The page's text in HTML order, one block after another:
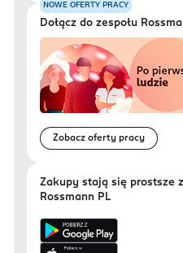
NOWE OFERTY PRACY
Dołącz do zespołu
Zobacz oferty pracy
Zakupy stają się prostsze
Rossmann PL